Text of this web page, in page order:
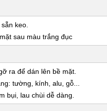
keo.
sau màu trắng đục
ra để dán lên bề mặt.
tường, kính, alu, gỗ...
bụi, lau chùi dễ dàng.